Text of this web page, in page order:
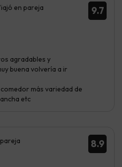
9.7
en pareja
agradables y
buena volvería a ir
más variedad de
etc
8.9